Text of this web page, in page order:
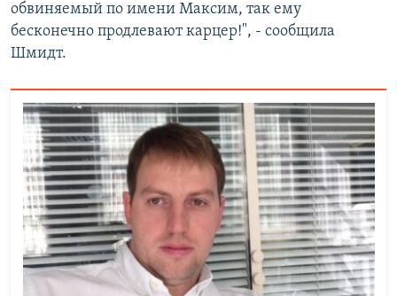
обвиняемый по имени Максим, так ему
бесконечно продлевают карцер!", - сообщила
Шмидт.